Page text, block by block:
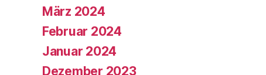
März 2024
Februar 2024
Januar 2024
Dezember 2023